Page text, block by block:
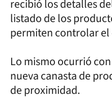
recibió los detalles
listado de los
permiten controlar
Lo mismo ocurrió
nueva canasta de
de proximidad.